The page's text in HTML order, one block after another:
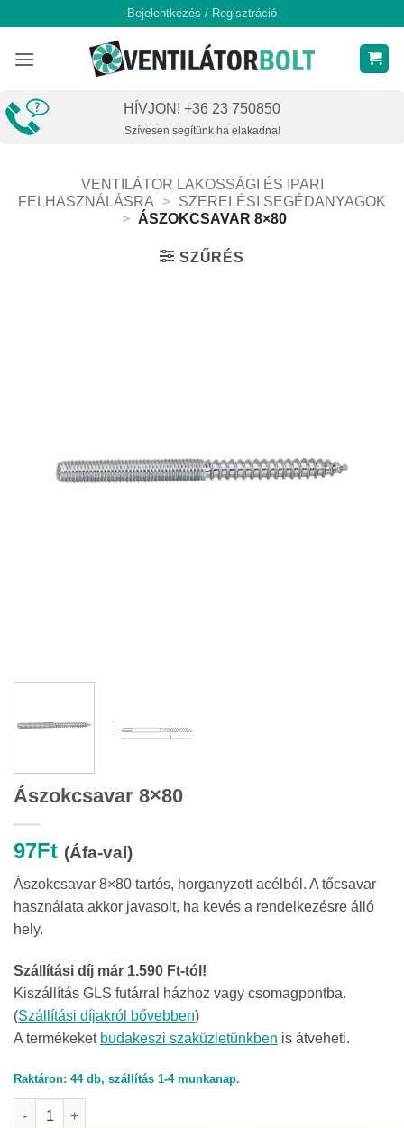
content
Bejelentkezés / Regisztráció
HÍVJON! +36 23 750850
Szívesen segítünk ha elakadna!
VENTILÁTOR LAKOSSÁGI ÉS IPARI
FELHASZNÁLÁSRA
> SZERELÉSI SEGÉDANYAGOK
> ÁSZOKCSAVAR 8×80
SZŰRÉS
Ászokcsavar 8×80
97Ft (Áfa-val)
Ászokcsavar 8×80 tartós, horganyzott acélból. A tőcsavar
használata akkor javasolt, ha kevés a rendelkezésre álló
hely.
Szállítási díj már 1.590 Ft-tól!
Kiszállítás GLS futárral házhoz vagy csomagpontba.
(Szállítási díjakról bővebben)
A termékeket budakeszi szaküzletünkben is átveheti.
Raktáron: 44 db, szállítás 1-4 munkanap.
Ászokcsavar 8x80 mennyiség